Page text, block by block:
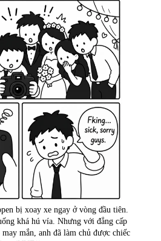
bị xoay xe ngay ở vòng đầu tiên.
khá hú vía. Nhưng với đẳng cấp
mắn, anh đã làm chủ được chiếc